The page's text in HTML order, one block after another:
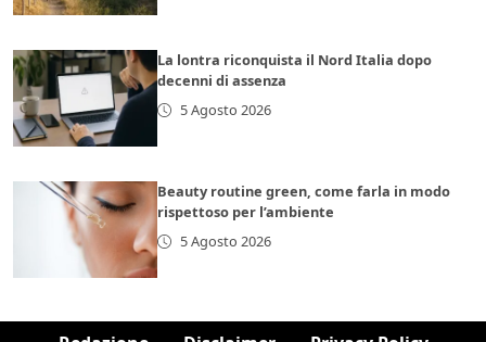
La lontra riconquista il Nord Italia dopo
decenni di assenza
5 Agosto 2026
Beauty routine green, come farla in modo
rispettoso per l’ambiente
5 Agosto 2026